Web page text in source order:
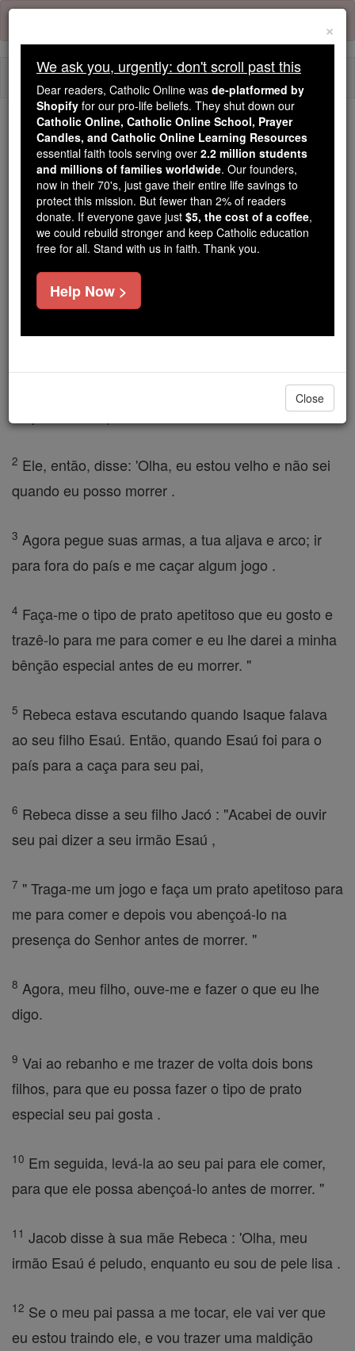
Skip
content
Trending:
Daily Reading for Thursday, October ...
Today's Reading The Mysteries of the Rosary
Gênesis - Capítulo 27
Gênesis ⌄
Quando Isaque envelheceu, e os seus olhos eram
filho mais velho Esaú ." Filho ! ele disse, e Esaú
2 Ele, então, disse: 'Olha, eu estou velho e não sei
quando eu posso morrer .
3 Agora pegue suas armas, a tua aljava e arco; ir
para fora do país e me caçar algum jogo .
4 Faça-me o tipo de prato apetitoso que eu gosto e
trazê-lo para me para comer e eu lhe darei a minha
bênção especial antes de eu morrer. "
5 Rebeca estava escutando quando Isaque falava
ao seu filho Esaú. Então, quando Esaú foi para o
país para a caça para seu pai,
6 Rebeca disse a seu filho Jacó : "Acabei de ouvir
seu pai dizer a seu irmão Esaú ,
7 " Traga-me um jogo e faça um prato apetitoso para
me para comer e depois vou abençoá-lo na
presença do Senhor antes de morrer. "
8 Agora, meu filho, ouve-me e fazer o que eu lhe
digo.
9 Vai ao rebanho e me trazer de volta dois bons
filhos, para que eu possa fazer o tipo de prato
especial seu pai gosta .
10 Em seguida, levá-la ao seu pai para ele comer,
para que ele possa abençoá-lo antes de morrer. "
11 Jacob disse à sua mãe Rebeca : 'Olha, meu
irmão Esaú é peludo, enquanto eu sou de pele lisa .
12 Se o meu pai passa a me tocar, ele vai ver que
eu estou traindo ele, e vou trazer uma maldição
×
We ask you, urgently: don't scroll past this
Dear readers, Catholic Online was de-platformed by
Shopify for our pro-life beliefs. They shut down our
Catholic Online, Catholic Online School, Prayer
Candles, and Catholic Online Learning Resources
essential faith tools serving over 2.2 million students
and millions of families worldwide. Our founders,
now in their 70's, just gave their entire life savings to
protect this mission. But fewer than 2% of readers
donate. If everyone gave just $5, the cost of a coffee,
we could rebuild stronger and keep Catholic education
free for all. Stand with us in faith. Thank you.
Help Now >
Close